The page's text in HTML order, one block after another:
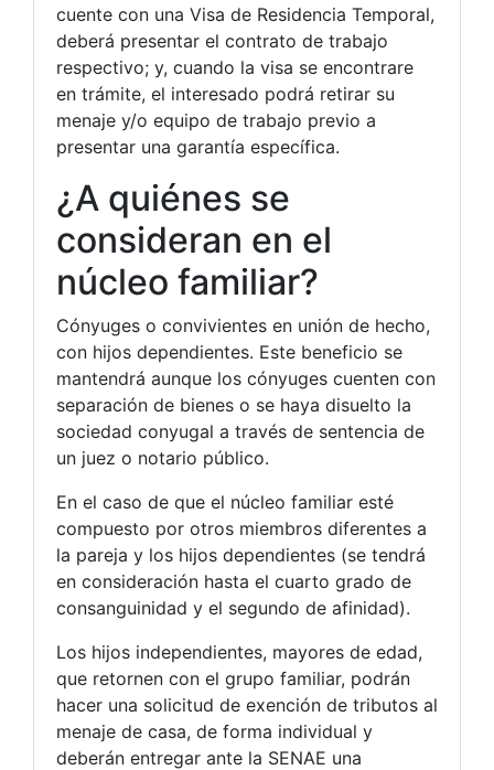
cuente con una Visa de Residencia Temporal,
deberá presentar el contrato de trabajo
respectivo; y, cuando la visa se encontrare
en trámite, el interesado podrá retirar su
menaje y/o equipo de trabajo previo a
presentar una garantía específica.
¿A quiénes se
consideran en el
núcleo familiar?
Cónyuges o convivientes en unión de hecho,
con hijos dependientes. Este beneficio se
mantendrá aunque los cónyuges cuenten con
separación de bienes o se haya disuelto la
sociedad conyugal a través de sentencia de
un juez o notario público.
En el caso de que el núcleo familiar esté
compuesto por otros miembros diferentes a
la pareja y los hijos dependientes (se tendrá
en consideración hasta el cuarto grado de
consanguinidad y el segundo de afinidad).
Los hijos independientes, mayores de edad,
que retornen con el grupo familiar, podrán
hacer una solicitud de exención de tributos al
menaje de casa, de forma individual y
deberán entregar ante la SENAE una